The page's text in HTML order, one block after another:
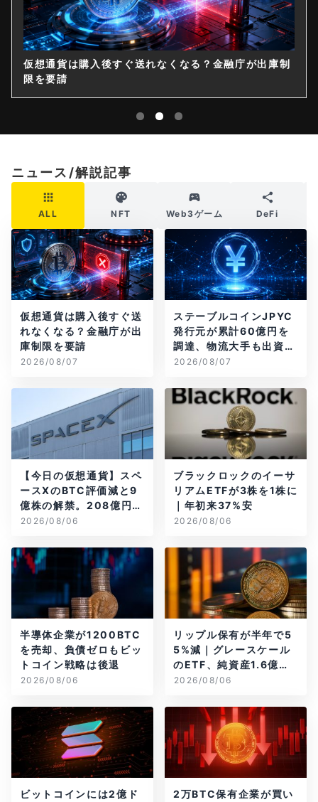
仮想通貨は購入後すぐ送れなくなる？金融庁が出庫制
限を要請
ニュース/解説記事
ALL NFT Web3ゲーム DeFi
仮想通貨は購入後すぐ送
れなくなる？金融庁が出
庫制限を要請
2026/08/07
ステーブルコインJPYC
発行元が累計60億円を
調達、物流大手も出資参
画
2026/08/07
【今日の仮想通貨】スペ
ースXのBTC評価減と9
億株の解禁。208億円相
当のBTCが盗難
2026/08/06
ブラックロックのイーサ
リアムETFが3株を1株に
｜年初来37%安
2026/08/06
半導体企業が1200BTC
を売却、負債ゼロもビッ
トコイン戦略は後退
2026/08/06
リップル保有が半年で5
5%減｜グレースケール
のETF、純資産1.6億ド
ル減
2026/08/06
ビットコインには2億ド
2万BTC保有企業が買い